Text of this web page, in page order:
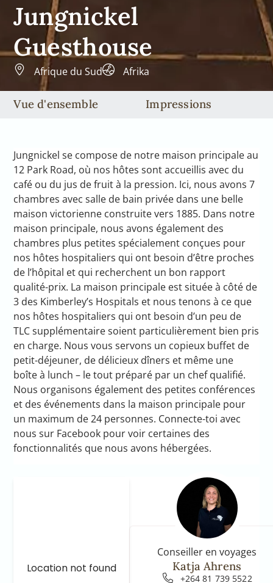
Jungnickel
Guesthouse
Afrique du Sud Afrika
Vue d'ensemble Impressions
Jungnickel se compose de notre maison principale au
12 Park Road, où nos hôtes sont accueillis avec du
café ou du jus de fruit à la pression. Ici, nous avons 7
chambres avec salle de bain privée dans une belle
maison victorienne construite vers 1885. Dans notre
maison principale, nous avons également des
chambres plus petites spécialement conçues pour
nos hôtes hospitaliers qui ont besoin d’être proches
de l’hôpital et qui recherchent un bon rapport
qualité-prix. La maison principale est située à côté de
3 des Kimberley’s Hospitals et nous tenons à ce que
nos hôtes hospitaliers qui ont besoin d’un peu de
TLC supplémentaire soient particulièrement bien pris
en charge. Nous vous servons un copieux buffet de
petit-déjeuner, de délicieux dîners et même une
boîte à lunch – le tout préparé par un chef qualifié.
Nous organisons également des petites conférences
et des événements dans la maison principale pour
un maximum de 24 personnes. Connecte-toi avec
nous sur Facebook pour voir certaines des
fonctionnalités que nous avons hébergées.
Conseiller en voyages
Katja Ahrens
+264 81 739 5522
Location not found